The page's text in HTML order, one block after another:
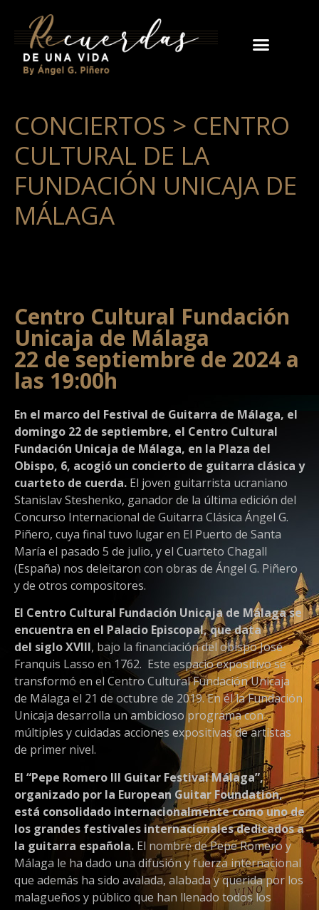
CONCIERTOS > CENTRO
CULTURAL DE LA
FUNDACIÓN UNICAJA DE
MÁLAGA
Centro Cultural Fundación
Unicaja de Málaga
22 de septiembre de 2024 a
las 19:00h
En el marco del Festival de Guitarra de Málaga, el
domingo 22 de septiembre, el Centro Cultural
Fundación Unicaja de Málaga, en la Plaza del
Obispo, 6, acogió un concierto de guitarra clásica y
cuarteto de cuerda. El joven guitarrista ucraniano
Stanislav Steshenko, ganador de la última edición del
Concurso Internacional de Guitarra Clásica Ángel G.
Piñero, cuya final tuvo lugar en El Puerto de Santa
María el pasado 5 de julio, y el Cuarteto Chagall
(España) nos deleitaron con obras de Ángel G. Piñero
y de otros compositores.
El Centro Cultural Fundación Unicaja de Málaga se
encuentra en el Palacio Episcopal, que data
del siglo XVIII, bajo la financiación del obispo José
Franquis Lasso en 1762. Este espacio expositivo se
transformó en el Centro Cultural Fundación Unicaja
de Málaga el 21 de octubre de 2019. En él la Fundación
Unicaja desarrolla un ambicioso programa con
múltiples y cuidadas acciones expositivas de artistas
de primer nivel.
El “Pepe Romero III Guitar Festival Málaga”,
organizado por la European Guitar Foundation,
está consolidado internacionalmente como uno de
los grandes festivales internacionales dedicados a
la guitarra española. El nombre de Pepe Romero y
Málaga le ha dado una difusión y fuerza internacional
que además ha sido avalada, alabada y querida por los
malagueños y público que han llenado todos los